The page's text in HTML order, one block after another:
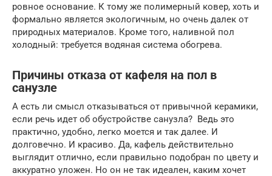
ровное основание. К тому же полимерный ковер, хоть и
формально является экологичным, но очень далек от
природных материалов. Кроме того, наливной пол
холодный: требуется водяная система обогрева.
Причины отказа от кафеля на пол в
санузле
А есть ли смысл отказываться от привычной керамики,
если речь идет об обустройстве санузла? Ведь это
практично, удобно, легко моется и так далее. И
долговечно. И красиво. Да, кафель действительно
выглядит отлично, если правильно подобран по цвету и
аккуратно уложен. Но он не так идеален, каким хочет